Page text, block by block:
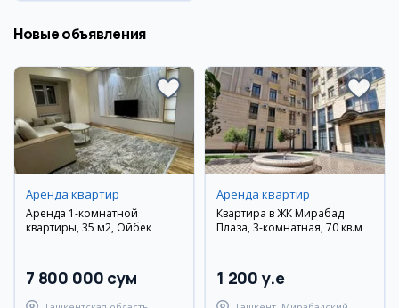
Новые объявления
Аренда квартир
Аренда 1-комнатной
квартиры, 35 м2, Ойбек
7 800 000 сум
Аренда квартир
Квартира в ЖК Мирабад
Плаза, 3-комнатная, 70 кв.м
1 200 y.e